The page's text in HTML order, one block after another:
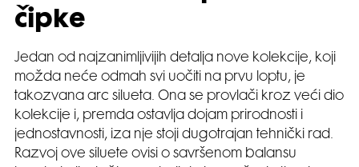
čipke
Jedan od najzanimljivijih detalja nove kolekcije, koji
možda neće odmah svi uočiti na prvu loptu, je
takozvana arc silueta. Ona se provlači kroz veći dio
kolekcije i, premda ostavlja dojam prirodnosti i
jednostavnosti, iza nje stoji dugotrajan tehnički rad.
Razvoj ove siluete ovisi o savršenom balansu